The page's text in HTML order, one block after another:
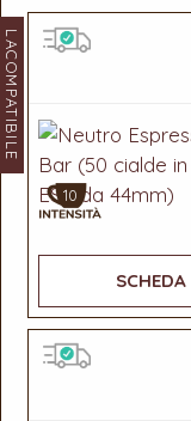
LACOMPATIBILE
10
SCHEDA